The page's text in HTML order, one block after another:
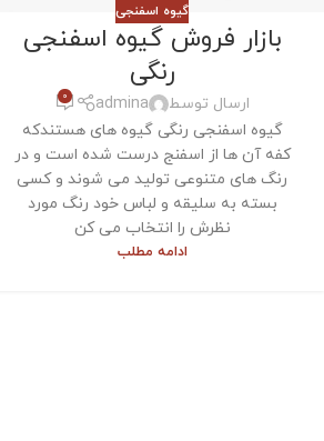
گیوه اسفنجی
بازار فروش گیوه اسفنجی
رنگی
ارسال توسط admina
0
گیوه اسفنجی رنگی گیوه های هستندکه
کفه آن ها از اسفنج درست شده است و در
رنگ های متنوعی تولید می شوند و کسی
بسته به سلیقه و لباس خود رنگ مورد
نظرش را انتخاب می کن
ادامه مطلب